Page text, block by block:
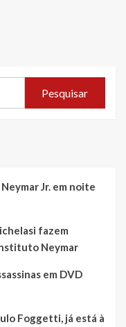
Pesquisar
Jr. em noite
fazem
Neymar
em DVD
Foggetti, já está à